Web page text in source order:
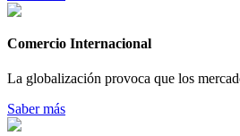
Comercio Internacional
La globalización provoca que los
Saber más